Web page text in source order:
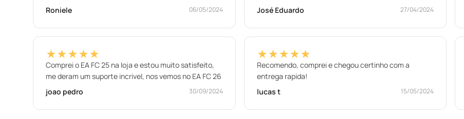
Roniele
06/05/2024 José Eduardo 27/04/2024
★★★★★
Comprei o EA FC 25 na loja e estou muito satisfeito,
me deram um suporte incrivel, nos vemos no EA FC 26
joao pedro
30/09/2024
★★★★★
Recomendo, comprei e chegou certinho com a
entrega rapida!
lucas t
15/05/2024